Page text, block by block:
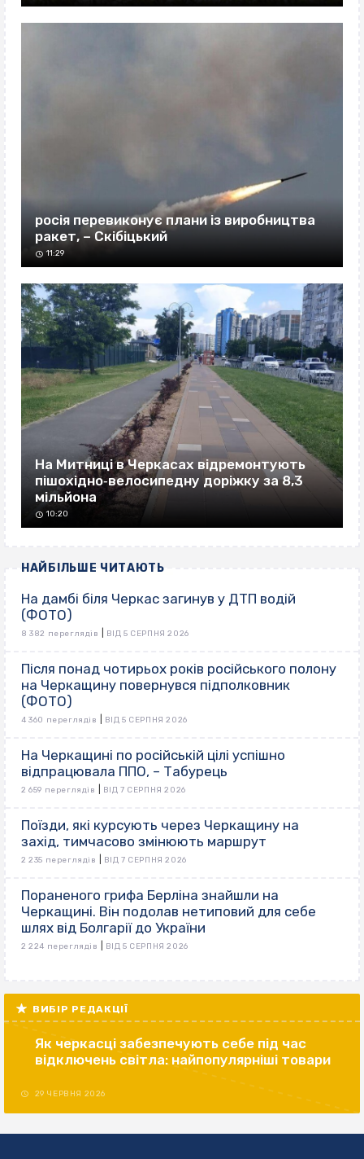
росія перевиконує плани із виробництва
ракет, – Скібіцький
11:29
На Митниці в Черкасах відремонтують
пішохідно‐велосипедну доріжку за 8,3
мільйона
10:20
НАЙБІЛЬШЕ ЧИТАЮТЬ
На дамбі біля Черкас загинув у ДТП водій
(ФОТО)
8 382 переглядів ВІД 5 СЕРПНЯ 2026
Після понад чотирьох років російського полону
на Черкащину повернувся підполковник
(ФОТО)
4 360 переглядів ВІД 5 СЕРПНЯ 2026
На Черкащині по російській цілі успішно
відпрацювала ППО, – Табурець
2 659 переглядів ВІД 7 СЕРПНЯ 2026
Поїзди, які курсують через Черкащину на
захід, тимчасово змінюють маршрут
2 235 переглядів ВІД 7 СЕРПНЯ 2026
Пораненого грифа Берліна знайшли на
Черкащині. Він подолав нетиповий для себе
шлях від Болгарії до України
2 224 переглядів ВІД 5 СЕРПНЯ 2026
ВИБІР РЕДАКЦІЇ
Як черкасці забезпечують себе під час
відключень світла: найпопулярніші товари
29 ЧЕРВНЯ 2026